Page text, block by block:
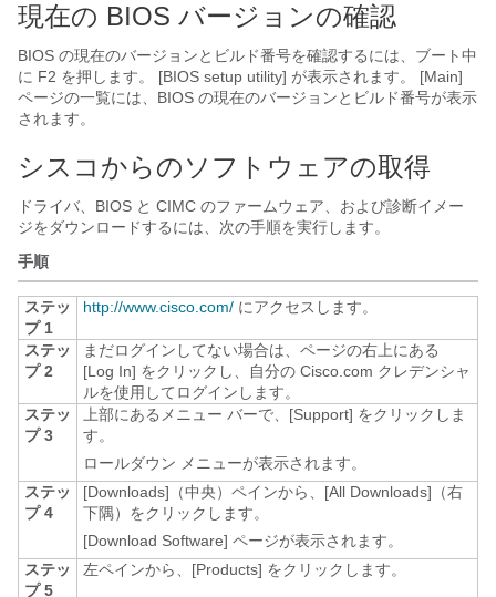
現在の BIOS バージョンの確認
BIOS の現在のバージョンとビルド番号を確認するには、ブート中
に F2 を押します。 [BIOS setup utility] が表示されます。 [Main]
ページの一覧には、BIOS の現在のバージョンとビルド番号が表示
されます。
シスコからのソフトウェアの取得
ドライバ、BIOS と CIMC のファームウェア、および診断イメー
ジをダウンロードするには、次の手順を実行します。
手順
ステッ
プ 1
http:/​/​www.cisco.com/​ にアクセスします。
ステッ
プ 2
まだログインしてない場合は、ページの右上にある
[Log In] をクリックし、自分の Cisco.com クレデンシャ
ルを使用してログインします。
ステッ
プ 3
上部にあるメニュー バーで、[Support] をクリックしま
す。
ロールダウン メニューが表示されます。
ステッ
プ 4
[Downloads]（中央）ペインから、[All Downloads]（右
下隅）をクリックします。
[Download Software] ページが表示されます。
ステッ
プ 5
左ペインから、[Products] をクリックします。